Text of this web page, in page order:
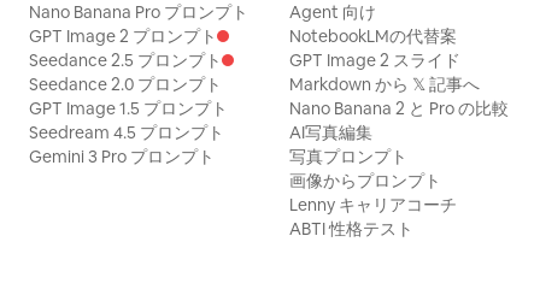
Nano Banana Pro プロンプト
GPT Image 2 プロンプト
Seedance 2.5 プロンプト
Seedance 2.0 プロンプト
GPT Image 1.5 プロンプト
Seedream 4.5 プロンプト
Gemini 3 Pro プロンプト
Agent 向け
NotebookLMの代替案
GPT Image 2 スライド
Markdown から 𝕏 記事へ
Nano Banana 2 と Pro の比較
AI写真編集
写真プロンプト
画像からプロンプト
Lenny キャリアコーチ
ABTI 性格テスト